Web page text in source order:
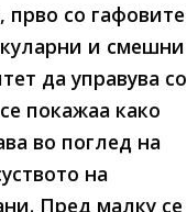
прво со гафовите
и смешни
да управува со
покажаа како
во поглед на
на
Пред малку се